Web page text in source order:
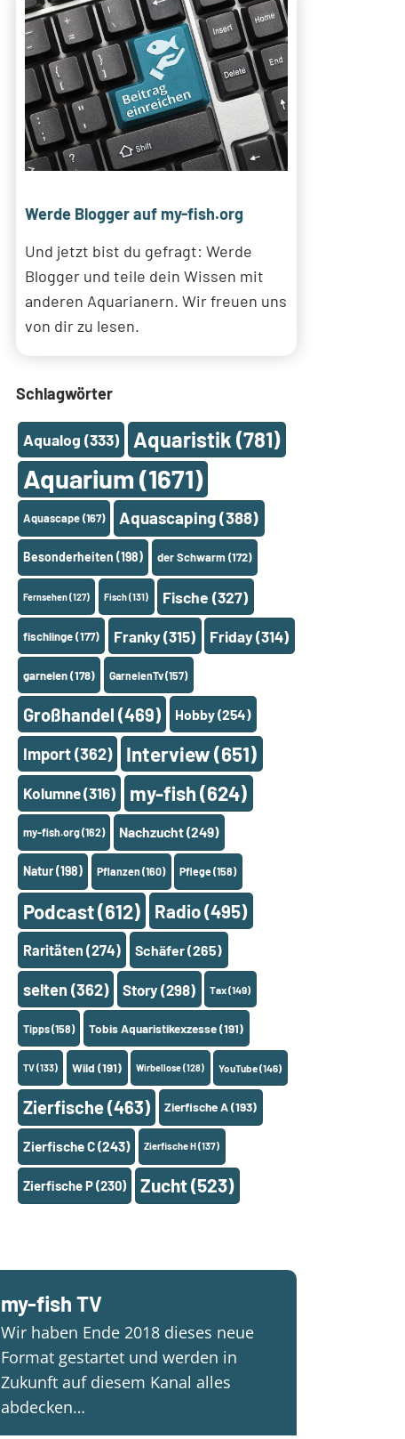
Werde Blogger auf my-fish.org
Und jetzt bist du gefragt: Werde
Blogger und teile dein Wissen mit
anderen Aquarianern. Wir freuen uns
von dir zu lesen.
Schlagwörter
Aqualog (333) Aquaristik (781)
Aquarium (1671)
Aquascape(167) Aquascaping(388)
Besonderheiten (198) der Schwarm(172)
Fernsehen(127) Fisch(131) Fische (327)
fischlinge(177) Franky(315) Friday(314)
garnelen(178) GarnelenTv(157)
Großhandel (469) Hobby(254)
Import(362) Interview(651)
Kolumne(316) my-fish(624)
my-fish.org(162) Nachzucht(249)
Natur(198) Pflanzen(160) Pflege(158)
Podcast(612) Radio(495)
Raritäten (274) Schäfer(265)
selten (362) Story (298) Tax(149)
Tipps(158) Tobis Aquaristikexzesse(191)
TV(133) Wild (191) Wirbellose(128) YouTube(146)
Zierfische(463) Zierfische A(193)
Zierfische C(243) Zierfische H(137)
Zierfische P(230) Zucht(523)
my-fish TV
Wir haben Ende 2018 dieses neue
Format gestartet und werden in
Zukunft auf diesem Kanal alles
abdecken…